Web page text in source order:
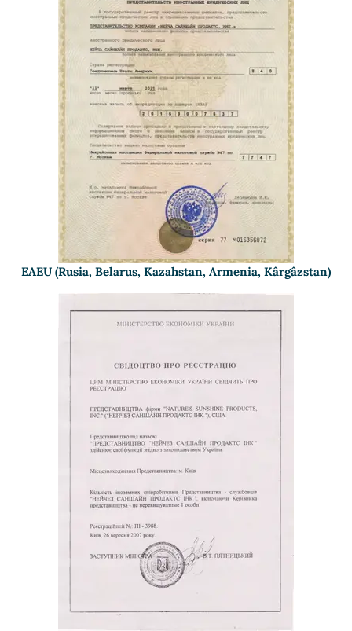
EAEU (Rusia, Belarus, Kazahstan, Armenia, Kârgâzstan)